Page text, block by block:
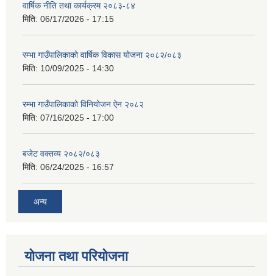
वार्षिक नीति तथा कार्यक्रम २०८३-८४
मिति: 06/17/2026 - 17:15
रम्भा गाउँपालिकाको वार्षिक विकास योजना २०८२/०८३
मिति: 10/09/2025 - 14:30
रम्भा गाउँपालिकाको विनियोजन ऐन २०८२
मिति: 07/16/2025 - 17:00
बजेट वक्तव्य २०८२/०८३
मिति: 06/24/2025 - 16:57
अन्य
योजना तथा परियोजना